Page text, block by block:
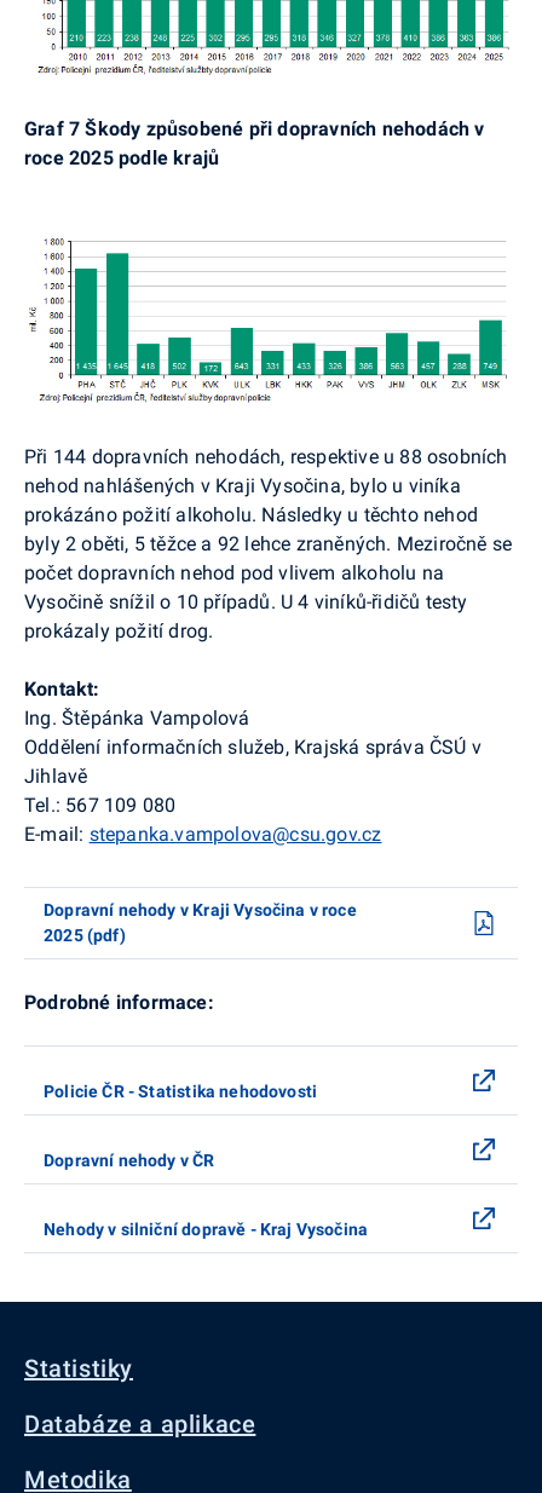
Graf 7 Škody způsobené při dopravních nehodách v
roce 2025 podle krajů
Při 144 dopravních nehodách, respektive u 88 osobních
nehod nahlášených v Kraji Vysočina, bylo u viníka
prokázáno požití alkoholu. Následky u těchto nehod
byly 2 oběti, 5 těžce a 92 lehce zraněných. Meziročně se
počet dopravních nehod pod vlivem alkoholu na
Vysočině snížil o 10 případů. U 4 viníků-řidičů testy
prokázaly požití drog.
Kontakt:
Ing. Štěpánka Vampolová
Oddělení informačních služeb, Krajská správa ČSÚ v
Jihlavě
Tel.: 567 109 080
E-mail: stepanka.vampolova@csu.gov.cz
Dopravní nehody v Kraji Vysočina v roce
2025 (pdf)
Podrobné informace:
Policie ČR - Statistika nehodovosti
Dopravní nehody v ČR
Nehody v silniční dopravě - Kraj Vysočina
Statistiky
Databáze a aplikace
Metodika